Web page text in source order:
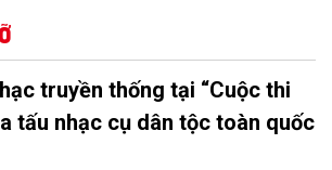
truyền thống tại “Cuộc thi
tấu nhạc cụ dân tộc toàn quốc